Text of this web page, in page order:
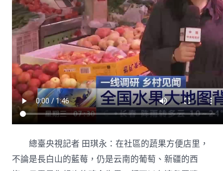
總臺央視記者 田琪永：在社區的蔬果方便店里，
不論是長白山的藍莓，仍是云南的葡萄、新疆的西